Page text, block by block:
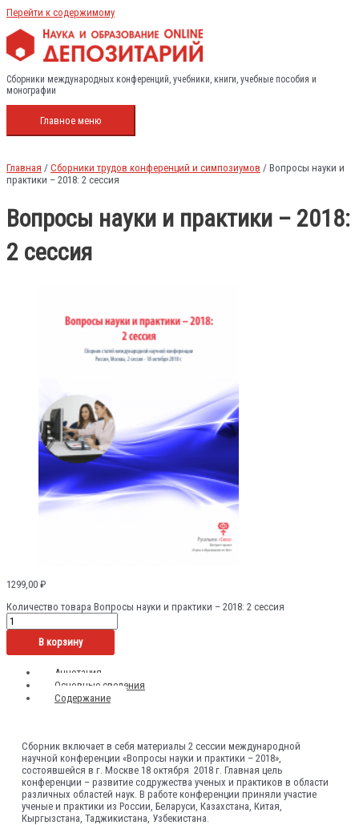
Перейти к содержимому
Сборники международных конференций, учебники, книги, учебные пособия и
монографии
Главное меню
Главная / Сборники трудов конференций и симпозиумов / Вопросы науки и
практики – 2018: 2 сессия
Вопросы науки и практики – 2018:
2 сессия
1299,00 ₽
Количество товара Вопросы науки и практики – 2018: 2 сессия
В корзину
Аннотация
Основные сведения
Содержание
Сборник включает в себя материалы 2 сессии международной
научной конференции «Вопросы науки и практики – 2018»,
состоявшейся в г. Москве 18 октября 2018 г. Главная цель
конференции – развитие содружества ученых и практиков в области
различных областей наук. В работе конференции приняли участие
ученые и практики из России, Беларуси, Казахстана, Китая,
Кыргызстана, Таджикистана, Узбекистана.